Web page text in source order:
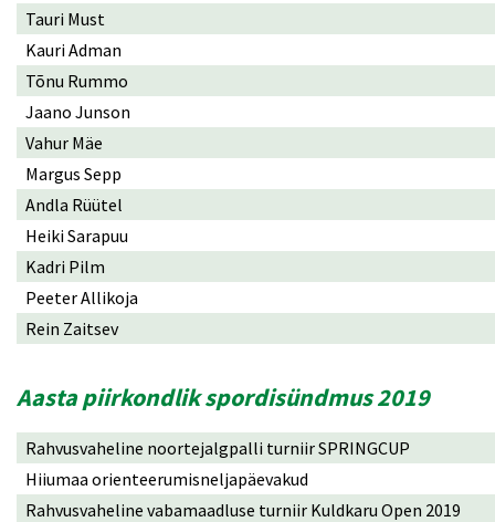
Tauri Must
Kauri Adman
Tõnu Rummo
Jaano Junson
Vahur Mäe
Margus Sepp
Andla Rüütel
Heiki Sarapuu
Kadri Pilm
Peeter Allikoja
Rein Zaitsev
Aasta piirkondlik spordisündmus 2019
Rahvusvaheline noortejalgpalli turniir SPRINGCUP
Hiiumaa orienteerumisneljapäevakud
Rahvusvaheline vabamaadluse turniir Kuldkaru Open 2019